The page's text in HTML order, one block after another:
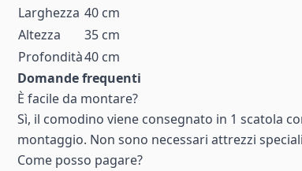
Larghezza 40 cm
Altezza
35 cm
Profondità40 cm
Domande frequenti
È facile da montare?
Sì, il comodino viene consegnato in 1 scatola
montaggio. Non sono necessari attrezzi
Come posso pagare?